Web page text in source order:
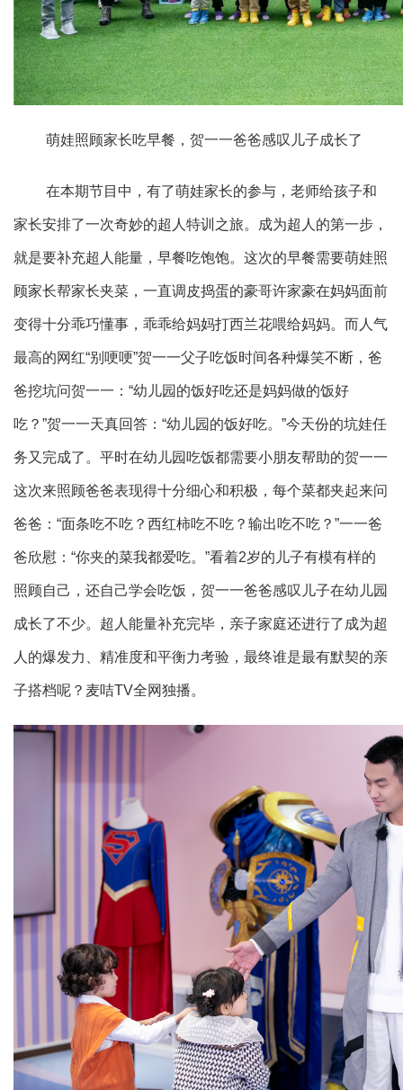
萌娃照顾家长吃早餐，贺一一爸爸感叹儿子成长了
在本期节目中，有了萌娃家长的参与，老师给孩子和
家长安排了一次奇妙的超人特训之旅。成为超人的第一步，
就是要补充超人能量，早餐吃饱饱。这次的早餐需要萌娃照
顾家长帮家长夹菜，一直调皮捣蛋的豪哥许家豪在妈妈面前
变得十分乖巧懂事，乖乖给妈妈打西兰花喂给妈妈。而人气
最高的网红“别哽哽”贺一一父子吃饭时间各种爆笑不断，爸
爸挖坑问贺一一：“幼儿园的饭好吃还是妈妈做的饭好
吃？”贺一一天真回答：“幼儿园的饭好吃。”今天份的坑娃任
务又完成了。平时在幼儿园吃饭都需要小朋友帮助的贺一一
这次来照顾爸爸表现得十分细心和积极，每个菜都夹起来问
爸爸：“面条吃不吃？西红柿吃不吃？输出吃不吃？”一一爸
爸欣慰：“你夹的菜我都爱吃。”看着2岁的儿子有模有样的
照顾自己，还自己学会吃饭，贺一一爸爸感叹儿子在幼儿园
成长了不少。超人能量补充完毕，亲子家庭还进行了成为超
人的爆发力、精准度和平衡力考验，最终谁是最有默契的亲
子搭档呢？麦咭TV全网独播。